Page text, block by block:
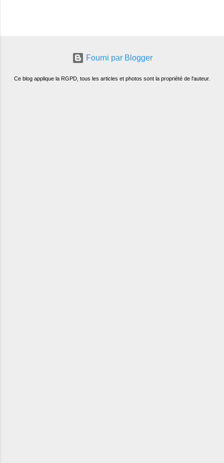
Fourni par Blogger
Ce blog applique la RGPD, tous les articles et photos sont la propriété de l'auteur.